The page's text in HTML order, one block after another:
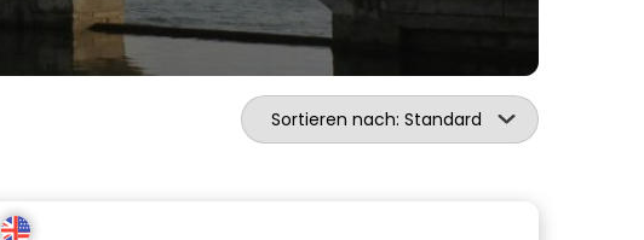
Sortieren nach: Standard